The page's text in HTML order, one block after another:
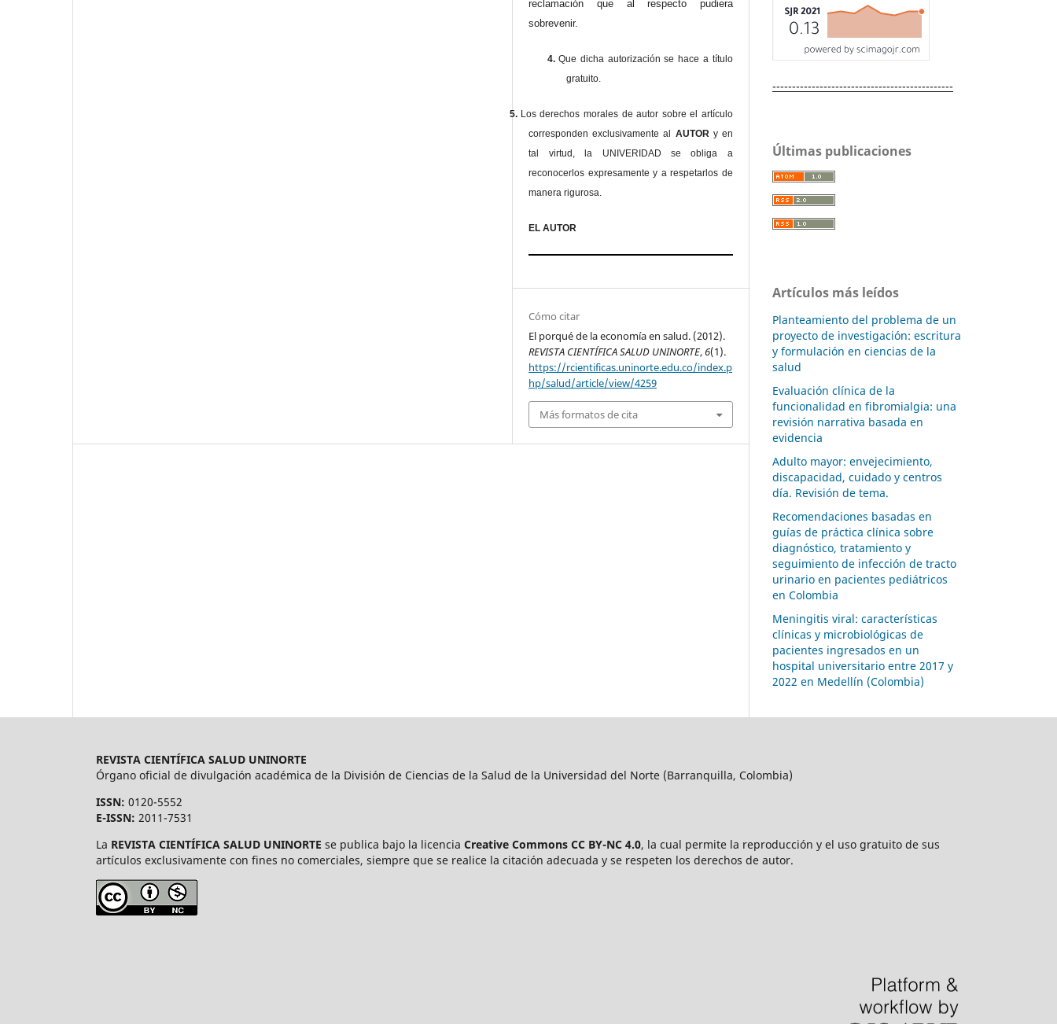
reclamación que al respecto pudiera
sobrevenir.
4. Que dicha autorización se hace a título
gratuito.
5. Los derechos morales de autor sobre el artículo
corresponden exclusivamente al AUTOR y en
tal virtud, la UNIVERIDAD se obliga a
reconocerlos expresamente y a respetarlos de
manera rigurosa.
EL AUTOR
Cómo citar
El porqué de la economía en salud. (2012).
REVISTA CIENTÍFICA SALUD UNINORTE,6(1).
https://rcientificas.uninorte.edu.co/index.p
hp/salud/article/view/4259
Más formatos de cita
----------------------------------------------
Últimas publicaciones
Artículos más leídos
Planteamiento del problema de un
proyecto de investigación: escritura
y formulación en ciencias de la
salud
Evaluación clínica de la
funcionalidad en fibromialgia: una
revisión narrativa basada en
evidencia
Adulto mayor: envejecimiento,
discapacidad, cuidado y centros
día. Revisión de tema.
Recomendaciones basadas en
guías de práctica clínica sobre
diagnóstico, tratamiento y
seguimiento de infección de tracto
urinario en pacientes pediátricos
en Colombia
Meningitis viral: características
clínicas y microbiológicas de
pacientes ingresados en un
hospital universitario entre 2017 y
2022 en Medellín (Colombia)
REVISTA CIENTÍFICA SALUD UNINORTE
Órgano oficial de divulgación académica de la División de Ciencias de la Salud de la Universidad del Norte (Barranquilla, Colombia)
ISSN: 0120-5552
E-ISSN: 2011-7531
La REVISTA CIENTÍFICA SALUD UNINORTE se publica bajo la licencia Creative Commons CC BY-NC 4.0, la cual permite la reproducción y el uso gratuito de sus
artículos exclusivamente con fines no comerciales, siempre que se realice la citación adecuada y se respeten los derechos de autor.